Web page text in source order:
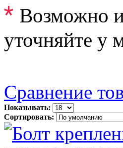
* Возможно
уточняйте у
Сравнение
Показывать:
Сортировать: